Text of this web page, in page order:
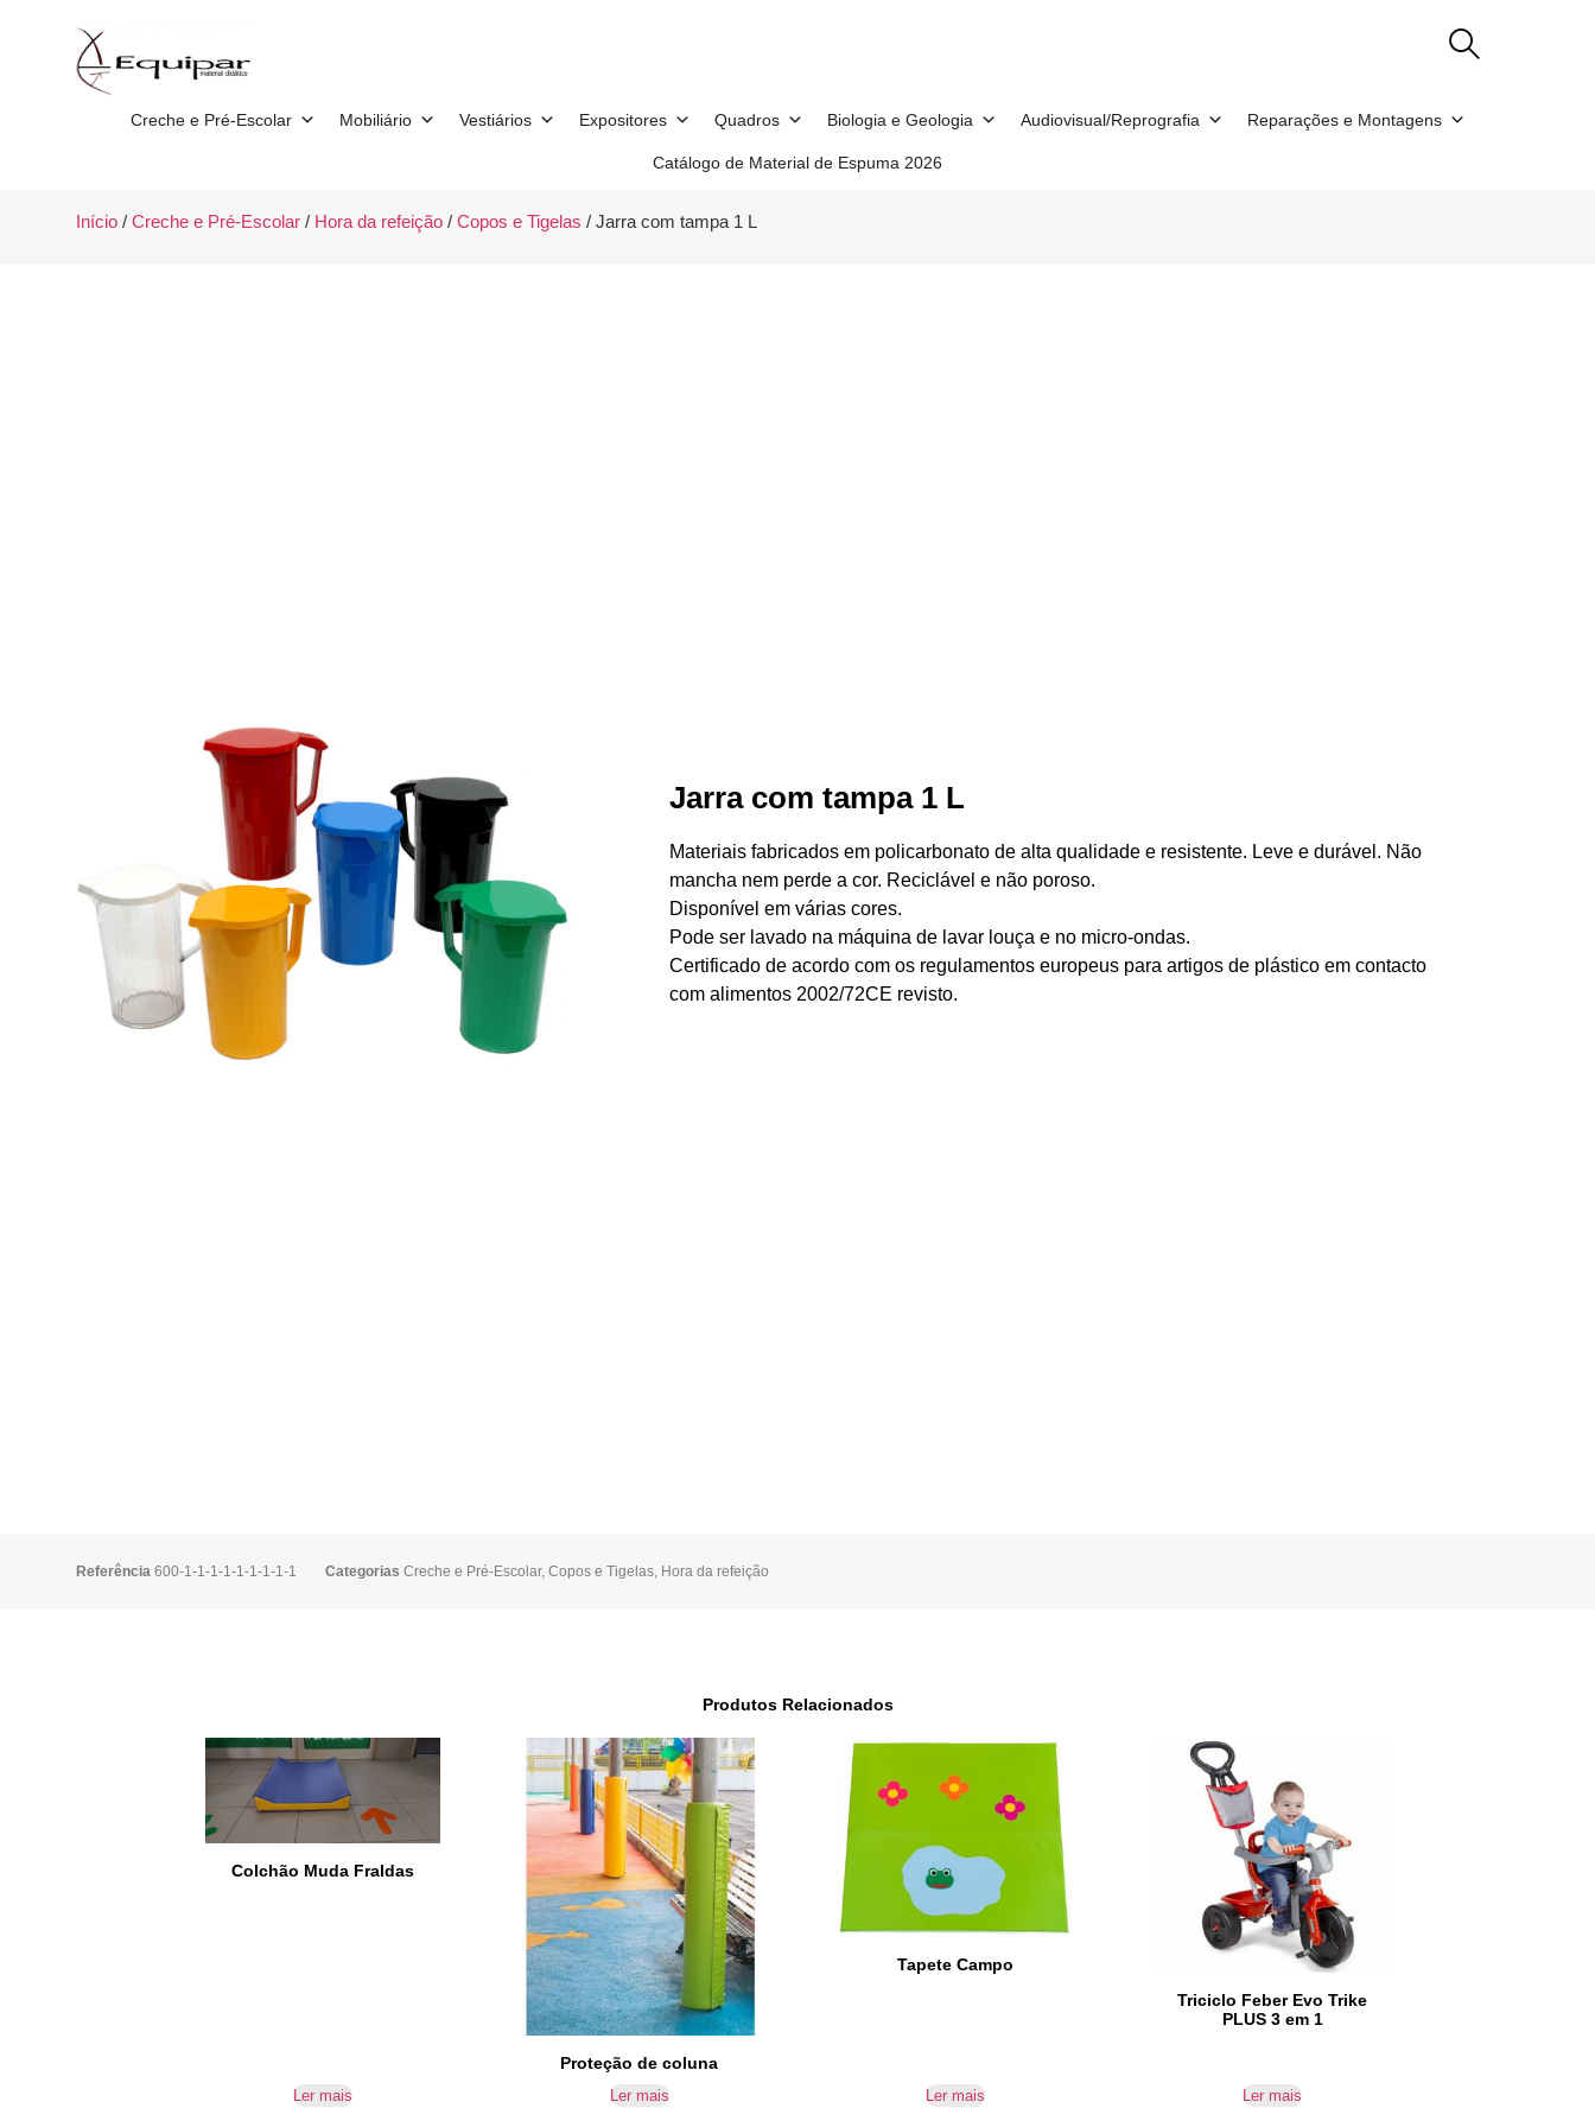
Creche e Pré-Escolar Mobiliário Vestiários Expositores Quadros Biologia e Geologia Audiovisual/Reprografia Reparações e Montagens
Catálogo de Material de Espuma 2026
Início/ Creche e Pré-Escolar/ Hora da refeição/ Copos e Tigelas / Jarra com tampa 1 L
Jarra com tampa 1 L
Materiais fabricados em policarbonato de alta qualidade e resistente. Leve e durável. Não
mancha nem perde a cor. Reciclável e não poroso.
Disponível em várias cores.
Pode ser lavado na máquina de lavar louça e no micro-ondas.
Certificado de acordo com os regulamentos europeus para artigos de plástico em contacto
com alimentos 2002/72CE revisto.
Referência 600-1-1-1-1-1-1-1-1-1 Categorias Creche e Pré-Escolar, Copos e Tigelas, Hora da refeição
Produtos Relacionados
Colchão Muda Fraldas
Ler mais
Proteção de coluna
Ler mais
Tapete Campo
Ler mais
Triciclo Feber Evo Trike
PLUS 3 em 1
Ler mais